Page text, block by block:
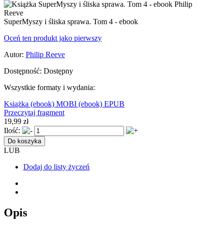
SuperMyszy i śliska sprawa. Tom 4 - ebook
Oceń ten produkt jako pierwszy
Autor: Philip Reeve
Dostępność: Dostępny
Wszystkie formaty i wydania:
Książka (ebook) MOBI (ebook) EPUB
Przeczytaj fragment
19,99 zł
Ilość:
Do koszyka
LUB
Dodaj do listy życzeń
Opis